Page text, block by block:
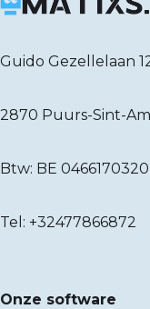
Guido Gezellelaan
2870 Puurs-Sint-
Btw: BE 0466170320
Tel: +32477866872
Onze software